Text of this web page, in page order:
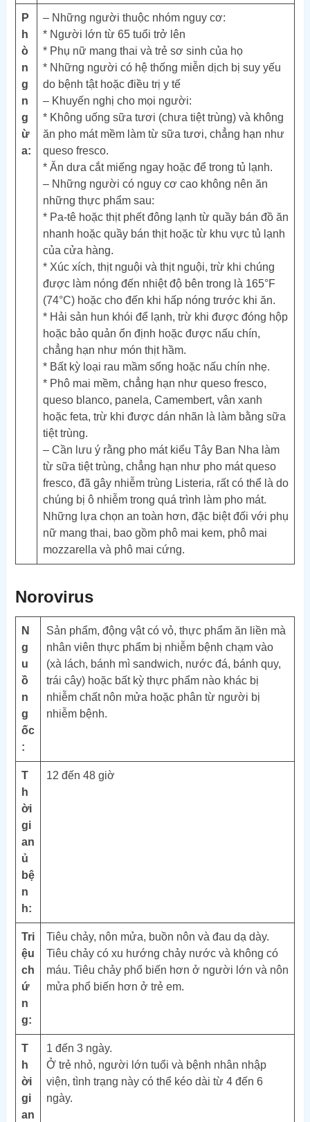
P
h
ò
n
g
n
g
ừ
a:
– Những người thuộc nhóm nguy cơ:
* Người lớn từ 65 tuổi trở lên
* Phụ nữ mang thai và trẻ sơ sinh của họ
* Những người có hệ thống miễn dịch bị suy yếu
do bệnh tật hoặc điều trị y tế
– Khuyến nghị cho mọi người:
* Không uống sữa tươi (chưa tiệt trùng) và không
ăn pho mát mềm làm từ sữa tươi, chẳng hạn như
queso fresco.
* Ăn dưa cắt miếng ngay hoặc để trong tủ lạnh.
– Những người có nguy cơ cao không nên ăn
những thực phẩm sau:
* Pa-tê hoặc thịt phết đông lạnh từ quầy bán đồ ăn
nhanh hoặc quầy bán thịt hoặc từ khu vực tủ lạnh
của cửa hàng.
* Xúc xích, thịt nguội và thịt nguội, trừ khi chúng
được làm nóng đến nhiệt độ bên trong là 165°F
(74°C) hoặc cho đến khi hấp nóng trước khi ăn.
* Hải sản hun khói để lạnh, trừ khi được đóng hộp
hoặc bảo quản ổn định hoặc được nấu chín,
chẳng hạn như món thịt hầm.
* Bất kỳ loại rau mầm sống hoặc nấu chín nhẹ.
* Phô mai mềm, chẳng hạn như queso fresco,
queso blanco, panela, Camembert, vân xanh
hoặc feta, trừ khi được dán nhãn là làm bằng sữa
tiệt trùng.
– Cần lưu ý rằng pho mát kiểu Tây Ban Nha làm
từ sữa tiệt trùng, chẳng hạn như pho mát queso
fresco, đã gây nhiễm trùng Listeria, rất có thể là do
chúng bị ô nhiễm trong quá trình làm pho mát.
Những lựa chọn an toàn hơn, đặc biệt đối với phụ
nữ mang thai, bao gồm phô mai kem, phô mai
mozzarella và phô mai cứng.
Norovirus
N
g
u
ồ
n
g
ốc
:
Sản phẩm, động vật có vỏ, thực phẩm ăn liền mà
nhân viên thực phẩm bị nhiễm bệnh chạm vào
(xà lách, bánh mì sandwich, nước đá, bánh quy,
trái cây) hoặc bất kỳ thực phẩm nào khác bị
nhiễm chất nôn mửa hoặc phân từ người bị
nhiễm bệnh.
T
h
ời
gi
an
ủ
bệ
n
h:
12 đến 48 giờ
Tri
ệu
ch
ứ
n
g:
Tiêu chảy, nôn mửa, buồn nôn và đau dạ dày.
Tiêu chảy có xu hướng chảy nước và không có
máu. Tiêu chảy phổ biến hơn ở người lớn và nôn
mửa phổ biến hơn ở trẻ em.
T
h
ời
gi
an
1 đến 3 ngày.
Ở trẻ nhỏ, người lớn tuổi và bệnh nhân nhập
viện, tình trạng này có thể kéo dài từ 4 đến 6
ngày.